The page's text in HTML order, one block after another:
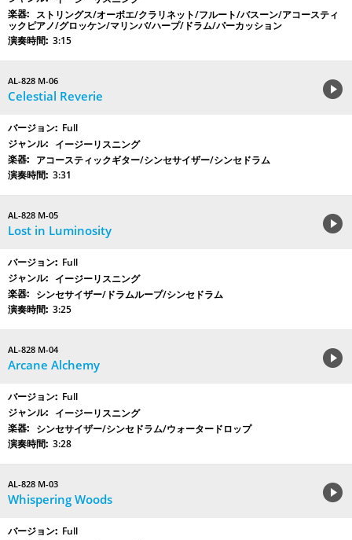
ストリングス/オーボエ/クラリネット/フルート/バスーン/アコースティ
ックピアノ/グロッケン/マリンバ/ハープ/ドラム/パーカッション
3:15
AL-828 M-06
Celestial Reverie
Full
イージーリスニング
アコースティックギター/シンセサイザー/シンセドラム
3:31
AL-828 M-05
Lost in Luminosity
Full
イージーリスニング
シンセサイザー/ドラムループ/シンセドラム
3:25
AL-828 M-04
Arcane Alchemy
Full
イージーリスニング
シンセサイザー/シンセドラム/ウォータードロップ
3:28
AL-828 M-03
Whispering Woods
Full